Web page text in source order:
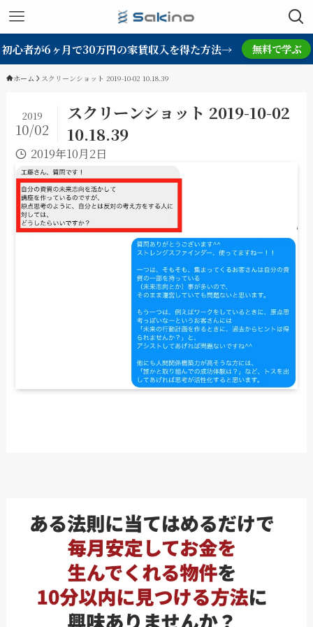
初心者が6ヶ月で30万円の家賃収入を得た方法→ 無料で学ぶ
ホーム スクリーンショット 2019-10-02 10.18.39
スクリーンショット 2019-10-02
10.18.39
2019
10/02
2019年10月2日